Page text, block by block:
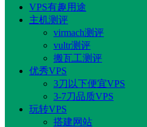
VPS有趣用途
主机测评
virmach测评
vultr测评
搬瓦工测评
优秀VPS
3刀以下便宜VPS
3-7刀品质VPS
玩转VPS
搭建网站